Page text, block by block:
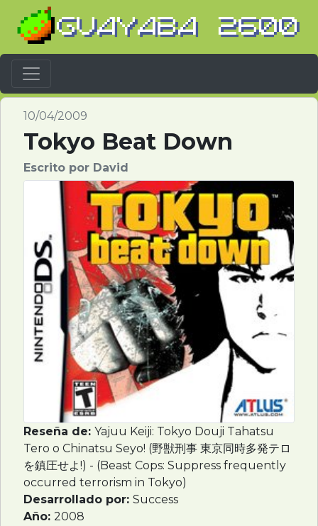
Barra Navegación
10/04/2009
Tokyo Beat Down
Escrito por David
Reseña de: Yajuu Keiji: Tokyo Douji Tahatsu
Tero o Chinatsu Seyo! (野獣刑事 東京同時多発テロ
を鎮圧せよ!) - (Beast Cops: Suppress frequently
occurred terrorism in Tokyo)
Desarrollado por: Success
Año: 2008